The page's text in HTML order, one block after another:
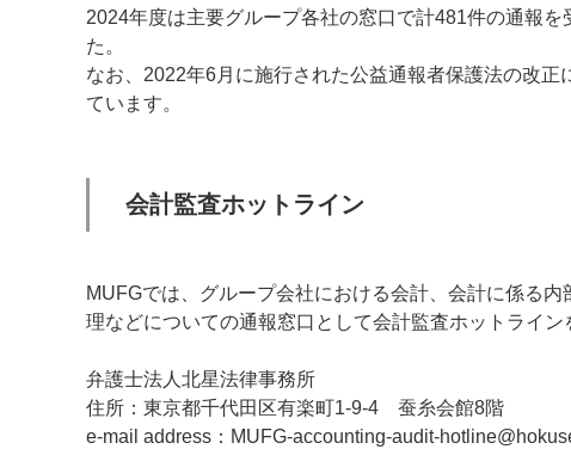
2024年度は主要グループ各社の窓口で計481件の通報
た。
なお、2022年6月に施行された公益通報者保護法の改
ています。
会計監査ホットライン
MUFGでは、グループ会社における会計、会計に係る
理などについての通報窓口として会計監査ホットライ
弁護士法人北星法律事務所
住所：東京都千代田区有楽町1-9-4 蚕糸会館8階
e-mail address：MUFG-accounting-audit-